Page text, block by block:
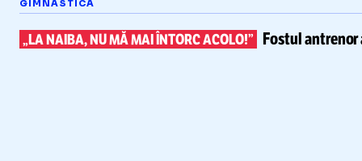
GIMNASTICA
„LA NAIBA, NU MĂ MAI ÎNTORC ACOLO!” Fostul